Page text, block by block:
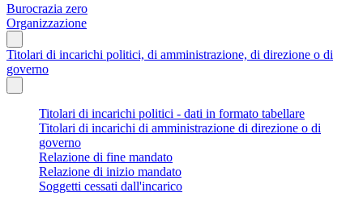
Burocrazia zero
Organizzazione
Titolari di incarichi politici, di amministrazione, di direzione o di
governo
Titolari di incarichi politici - dati in formato tabellare
Titolari di incarichi di amministrazione di direzione o di
governo
Relazione di fine mandato
Relazione di inizio mandato
Soggetti cessati dall'incarico